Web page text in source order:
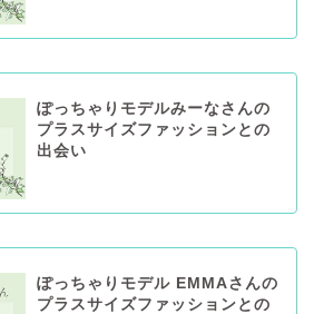
ぽっちゃりモデルみーなさんの
プラスサイズファッションとの
出会い
ぽっちゃりモデル EMMAさんの
プラスサイズファッションとの